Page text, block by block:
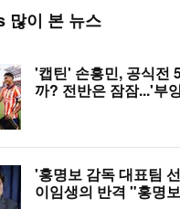
많이 본 뉴스
'캡틴' 손흥민, 공식전
까? 전반은 잠잠...'부
'홍명보 감독 대표팀
이임생의 반격 "홍명